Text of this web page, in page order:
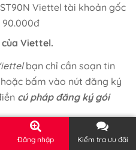
Viettel tài khoản gốc
90.000đ
Viettel.
bạn chỉ cần soạn tin
bấm vào nút đăng ký
cú pháp đăng ký gói
gửi
290
Đăng nhập Kiểm tra ưu đãi